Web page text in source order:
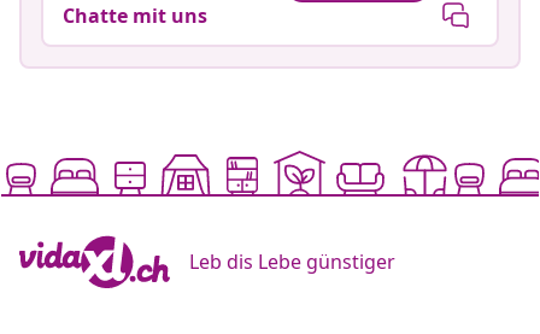
Chatte mit uns
Leb dis Lebe günstiger